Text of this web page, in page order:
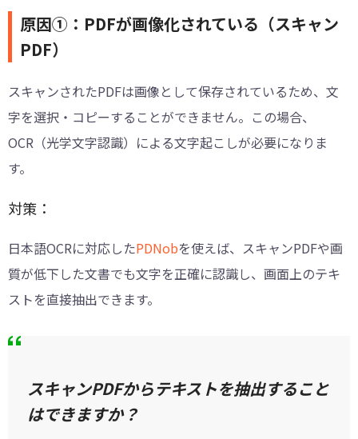
原因①：PDFが画像化されている（スキャン
PDF）
スキャンされたPDFは画像として保存されているため、文
字を選択・コピーすることができません。この場合、
OCR（光学文字認識）による文字起こしが必要になりま
す。
対策：
日本語OCRに対応したPDNobを使えば、スキャンPDFや画
質が低下した文書でも文字を正確に認識し、画面上のテキ
ストを直接抽出できます。
スキャンPDFからテキストを抽出すること
はできますか？